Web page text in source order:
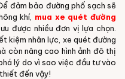
đảm bảo đường phố sạch sẽ
khí, mua xe quét đường
được nhiều đơn vị lựa chọn.
kiệm nhân lực, xe quét đường
còn nâng cao hình ảnh đô thị
lý do vì sao việc đầu tư vào
đến vậy!